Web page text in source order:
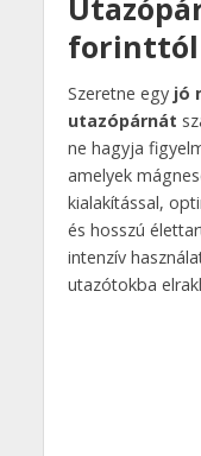
forinttól
Szeretne egy jó
utazópárnát
ne hagyja
amelyek
kialakítással,
és hosszú
intenzív
utazótokba